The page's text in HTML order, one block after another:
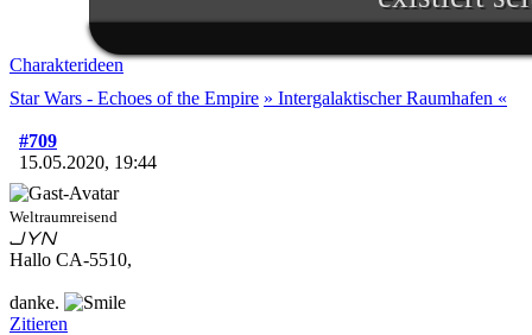
Im Lichte ihres Sieges ruft
aus. Zahlreiche
Gelegenheit und schließen
Machtbegabte für einen
schmiedet die
weitere Allianzen, damit sie
Regierung in der Galaxis
Charakterideen
Star Wars - Echoes of the Empire » Intergalaktischer Raumhafen «
#709
15.05.2020, 19:44
Weltraumreisend
JYN
Hallo CA-5510,
danke.
Zitieren